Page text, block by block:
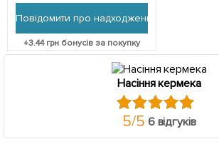
Повідомити про надходження
+3.44грн бонусів за покупку
Насіння кермека
5/5 6 відгуків